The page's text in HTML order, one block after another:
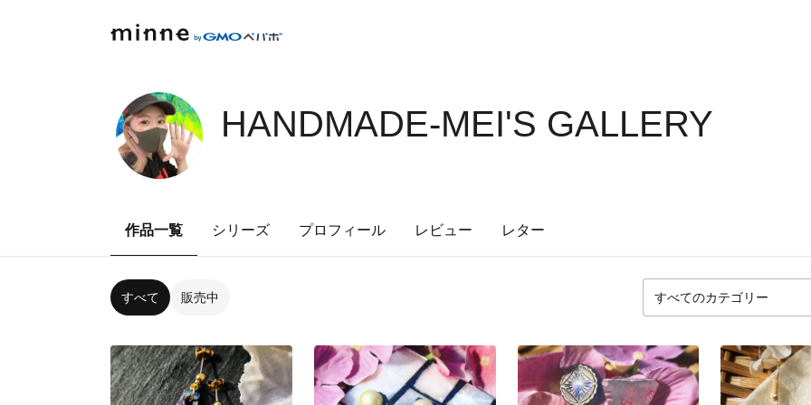
HANDMADE-MEI'S GALLERY
作品一覧 シリーズ プロフィール レビュー レター
すべて 販売中